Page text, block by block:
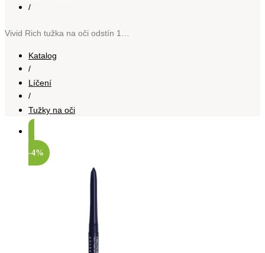
/
Katalog
/
Líčení
/
Tužky na oči
-4%